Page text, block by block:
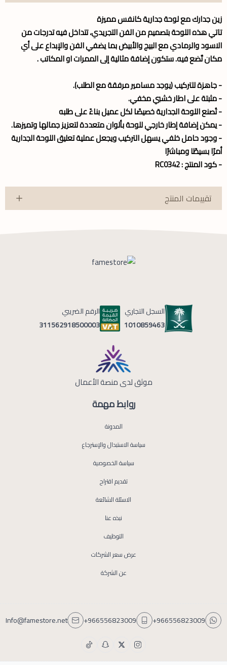
زين جدارك مع لوحة جدارية كانفس مميزة
تاتي هذه اللوحة بتصميم من الفن التجريدي، تتداخل فيه تدرجات من
الاسود والرمادي مع البيج والأبيض بما يضفي الفن والإبداع على أي
مكان تٌضع فيه. ستكون إضافة مثالية إلى الممرات او المكاتب .
- جاهزة للتركيب (يوجد مسامير مرفقة مع الطلب).
- مثبتة على اطار خشبي مخفي.
- تُصنع اللوحة الجدارية خصيصًا لكل عميل بناءً على طلبه
- يمكن إضافة إطار خارجي للوحة بألوان متعددة لتعزيز جمالها وتميزها.
- وجود حامل خلفي يسهل التركيب ويجعل عملية تعليق اللوحة الجدارية
أمرًا بسيطًا ومباشرًا
- كود المنتج : RC0342
تقييمات المنتج
روابط مهمة
المدونة
سياسة الاستبدال والإسترجاع
سياسة الخصوصية
تقديم اقتراح
الاسئلة الشائعة
نبذه عنا
التوظيف
عرض سعر الشركات
عن الشركة
السجل التجاري
1010859463
الرقم الضريبي
311562918500003
موثق لدى منصة الأعمال
+966556823009
+966556823009
Info@famestore.net